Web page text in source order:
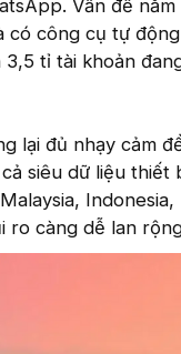
Vấn đề
có công cụ tự
tỉ tài khoản
lại đủ nhạy cảm
siêu dữ liệu thiết
Indonesia,
ro càng dễ lan